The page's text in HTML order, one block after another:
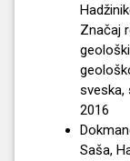
Značaj
sveska,
2016
Saša,